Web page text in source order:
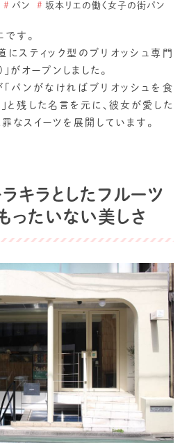
# パン # 坂本リエの働く女子の街パン
です。
スティック型のブリオッシュ専門
がオープンしました。
「パンがなければブリオッシュを食
と残した名言を元に、彼女が愛した
なスイーツを展開しています。
キラとしたフルーツ
ったいない美しさ